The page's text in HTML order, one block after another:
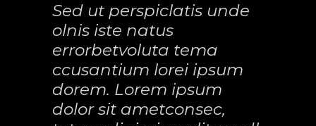
Sed ut perspiclatis unde
olnis iste natus
errorbetvoluta tema
ccusantium lorei ipsum
dorem. Lorem ipsum
dolor sit ametconsec,